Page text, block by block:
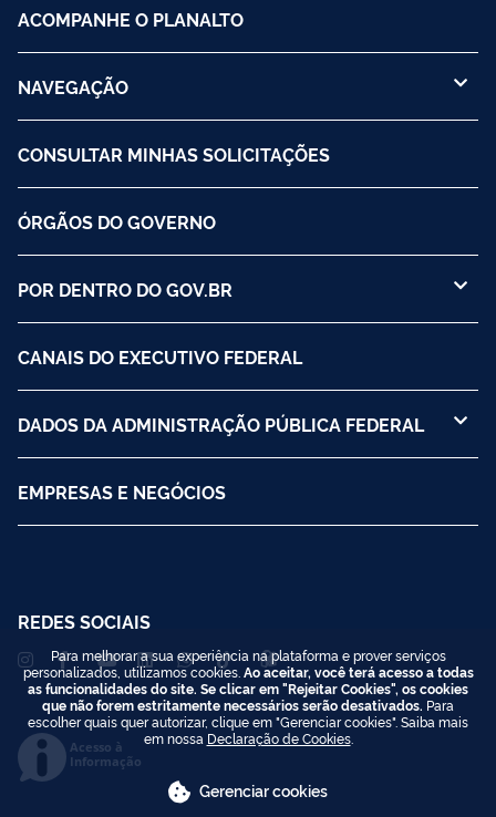
ACOMPANHE O PLANALTO
NAVEGAÇÃO
CONSULTAR MINHAS SOLICITAÇÕES
ÓRGÃOS DO GOVERNO
POR DENTRO DO GOV.BR
CANAIS DO EXECUTIVO FEDERAL
DADOS DA ADMINISTRAÇÃO PÚBLICA FEDERAL
EMPRESAS E NEGÓCIOS
REDES SOCIAIS
Acesso à
Informação
Para melhorar a sua experiência na plataforma e prover serviços
personalizados, utilizamos cookies. Ao aceitar, você terá acesso a todas
as funcionalidades do site. Se clicar em "Rejeitar Cookies", os cookies
que não forem estritamente necessários serão desativados. Para
escolher quais quer autorizar, clique em "Gerenciar cookies". Saiba mais
em nossa Declaração de Cookies.
Gerenciar cookies